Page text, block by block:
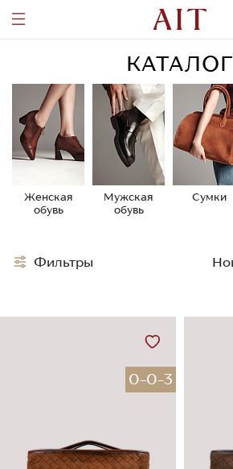
КАТАЛОГ
Женская
обувь
Мужская
обувь
Сумки
0-0-3
Фильтры